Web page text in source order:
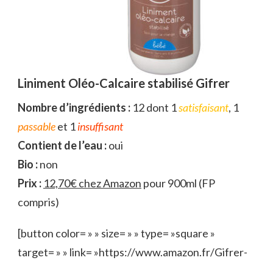
Liniment Oléo-Calcaire stabilisé Gifrer
Nombre d’ingrédients : 12 dont 1satisfaisant, 1
passableet 1insuffisant
Contient de l’eau :oui
Bio :non
Prix : 12,70€ chez Amazon pour 900ml (FP
compris)
[button color= » » size= » » type= »square »
target= » » link= »https://www.amazon.fr/Gifrer-